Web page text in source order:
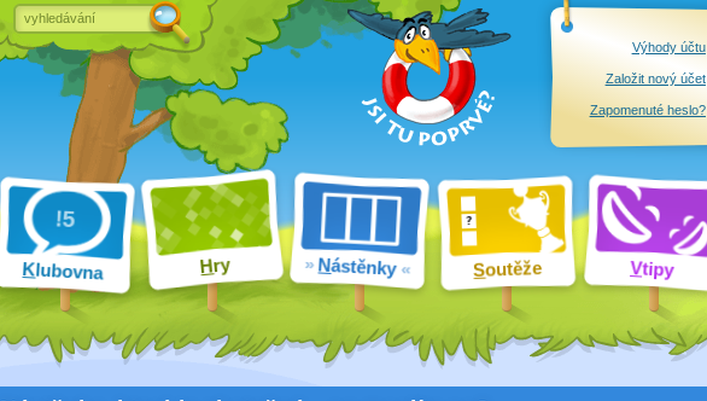
Klubovna Hry Nástěnky Soutěže Vtipy
Výhody účtu
Založit nový účet
Zapomenuté heslo?